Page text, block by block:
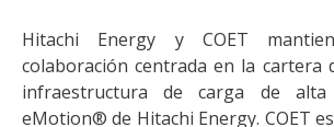
Hitachi Energy y COET
colaboración centrada en la cartera
infraestructura de carga de alta
eMotion® de Hitachi Energy. COET